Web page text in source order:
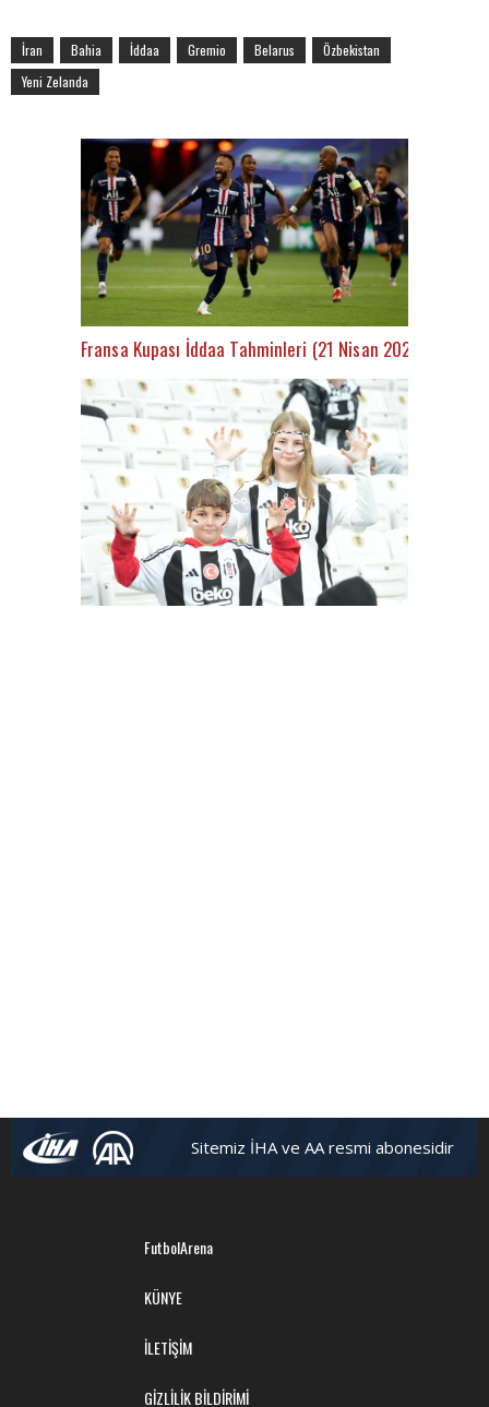
İran Bahia İddaa Gremio Belarus
Özbekistan
Yeni Zelanda
Fransa Kupası İddaa Tahminleri (21 Nisan 2021)
Sitemiz İHA ve AA resmi abonesidir
FutbolArena
KÜNYE
İLETİŞİM
GİZLİLİK BİLDİRİMİ